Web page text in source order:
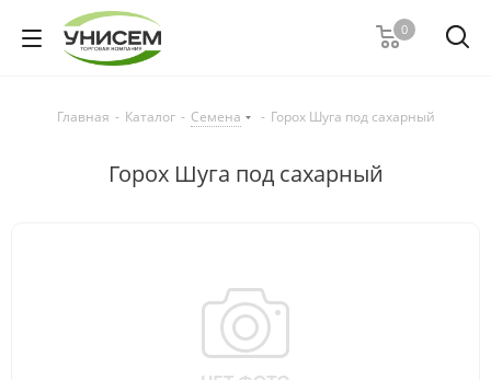
0
Главная - Каталог - Семена - Горох Шуга под сахарный
Горох Шуга под сахарный